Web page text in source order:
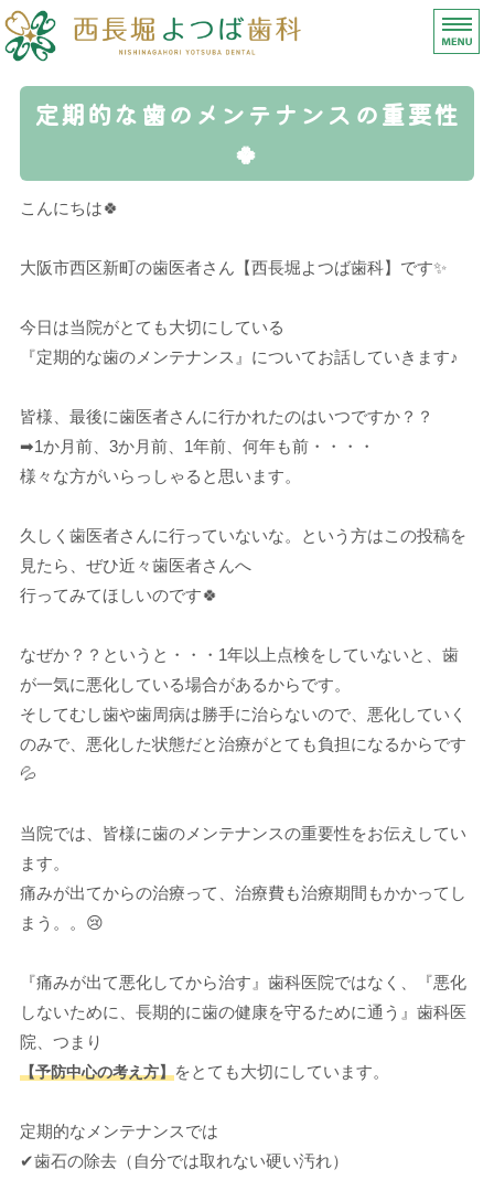
【西長堀よつば歯科
診療内容
医院情報（アクセス）
定期的な歯のメンテナンスの重要性
🍀
こんにちは🍀
大阪市西区新町の歯医者さん【西長堀よつば歯科】です✨
今日は当院がとても大切にしている
『定期的な歯のメンテナンス』についてお話していきます♪
皆様、最後に歯医者さんに行かれたのはいつですか？？
➡1か月前、3か月前、1年前、何年も前・・・・
様々な方がいらっしゃると思います。
久しく歯医者さんに行っていないな。という方はこの投稿を
見たら、ぜひ近々歯医者さんへ
行ってみてほしいのです🍀
なぜか？？というと・・・1年以上点検をしていないと、歯
が一気に悪化している場合があるからです。
そしてむし歯や歯周病は勝手に治らないので、悪化していく
のみで、悪化した状態だと治療がとても負担になるからです
💦
当院では、皆様に歯のメンテナンスの重要性をお伝えしてい
ます。
痛みが出てからの治療って、治療費も治療期間もかかってし
まう。。😢
『痛みが出て悪化してから治す』歯科医院ではなく、『悪化
しないために、長期的に歯の健康を守るために通う』歯科医
院、つまり
【予防中心の考え方】をとても大切にしています。
定期的なメンテナンスでは
✔歯石の除去（自分では取れない硬い汚れ）